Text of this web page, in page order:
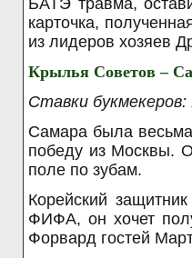
БАТЭ травма,
карточка,
из лидеров хозяев
Крылья Советов –
Ставки букмекеров:
Самара была
победу из Москвы.
поле по зубам.
Корейский
ФИФА, он хочет
Форвард гостей